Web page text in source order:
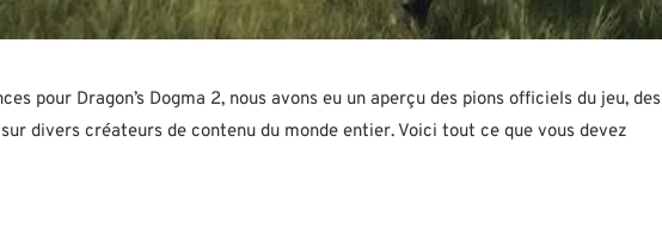
pour Dragon’s Dogma 2, nous avons eu un aperçu des pions officiels du jeu, des
divers créateurs de contenu du monde entier. Voici tout ce que vous devez